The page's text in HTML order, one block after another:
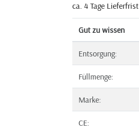
ca. 4 Tage Lieferfrist
Gut zu wissen
Entsorgung:
Füllmenge:
Marke:
CE: